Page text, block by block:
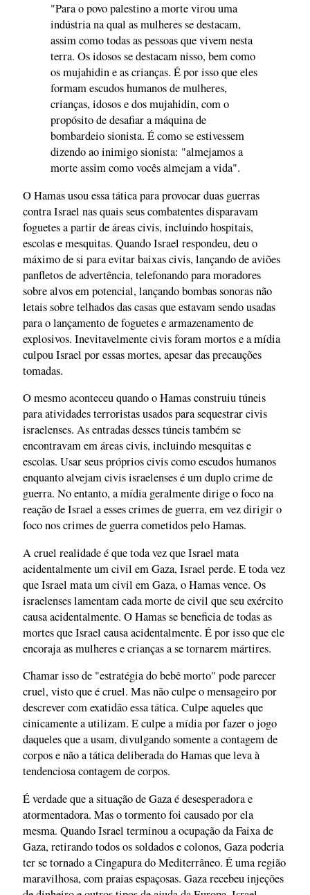
"Para o povo palestino a morte virou uma
indústria na qual as mulheres se destacam,
assim como todas as pessoas que vivem nesta
terra. Os idosos se destacam nisso, bem como
os mujahidin e as crianças. É por isso que eles
formam escudos humanos de mulheres,
crianças, idosos e dos mujahidin, com o
propósito de desafiar a máquina de
bombardeio sionista. É como se estivessem
dizendo ao inimigo sionista: "almejamos a
morte assim como vocês almejam a vida".
O Hamas usou essa tática para provocar duas guerras
contra Israel nas quais seus combatentes disparavam
foguetes a partir de áreas civis, incluindo hospitais,
escolas e mesquitas. Quando Israel respondeu, deu o
máximo de si para evitar baixas civis, lançando de aviões
panfletos de advertência, telefonando para moradores
sobre alvos em potencial, lançando bombas sonoras não
letais sobre telhados das casas que estavam sendo usadas
para o lançamento de foguetes e armazenamento de
explosivos. Inevitavelmente civis foram mortos e a mídia
culpou Israel por essas mortes, apesar das precauções
tomadas.
O mesmo aconteceu quando o Hamas construiu túneis
para atividades terroristas usados para sequestrar civis
israelenses. As entradas desses túneis também se
encontravam em áreas civis, incluindo mesquitas e
escolas. Usar seus próprios civis como escudos humanos
enquanto alvejam civis israelenses é um duplo crime de
guerra. No entanto, a mídia geralmente dirige o foco na
reação de Israel a esses crimes de guerra, em vez dirigir o
foco nos crimes de guerra cometidos pelo Hamas.
A cruel realidade é que toda vez que Israel mata
acidentalmente um civil em Gaza, Israel perde. E toda vez
que Israel mata um civil em Gaza, o Hamas vence. Os
israelenses lamentam cada morte de civil que seu exército
causa acidentalmente. O Hamas se beneficia de todas as
mortes que Israel causa acidentalmente. É por isso que ele
encoraja as mulheres e crianças a se tornarem mártires.
Chamar isso de "estratégia do bebê morto" pode parecer
cruel, visto que é cruel. Mas não culpe o mensageiro por
descrever com exatidão essa tática. Culpe aqueles que
cinicamente a utilizam. E culpe a mídia por fazer o jogo
daqueles que a usam, divulgando somente a contagem de
corpos e não a tática deliberada do Hamas que leva à
tendenciosa contagem de corpos.
É verdade que a situação de Gaza é desesperadora e
atormentadora. Mas o tormento foi causado por ela
mesma. Quando Israel terminou a ocupação da Faixa de
Gaza, retirando todos os soldados e colonos, Gaza poderia
ter se tornado a Cingapura do Mediterrâneo. É uma região
maravilhosa, com praias espaçosas. Gaza recebeu injeções